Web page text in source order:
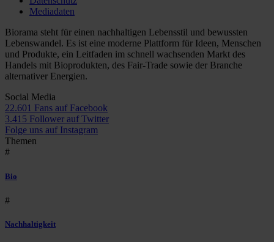
Mediadaten
Biorama steht für einen nachhaltigen Lebensstil und bewussten
Lebenswandel. Es ist eine moderne Plattform für Ideen, Menschen
und Produkte, ein Leitfaden im schnell wachsenden Markt des
Handels mit Bioprodukten, des Fair-Trade sowie der Branche
alternativer Energien.
Social Media
22.601 Fans auf Facebook
3.415 Follower auf Twitter
Folge uns auf Instagram
Themen
#
Bio
#
Nachhaltigkeit